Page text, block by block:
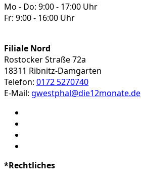
Mo - Do: 9:00 - 17:00 Uhr
Fr: 9:00 - 16:00 Uhr
Filiale Nord
Rostocker Straße 72a
18311 Ribnitz-Damgarten
Telefon: 0172 5270740
E-Mail: gwestphal@die12monate.de
*Rechtliches